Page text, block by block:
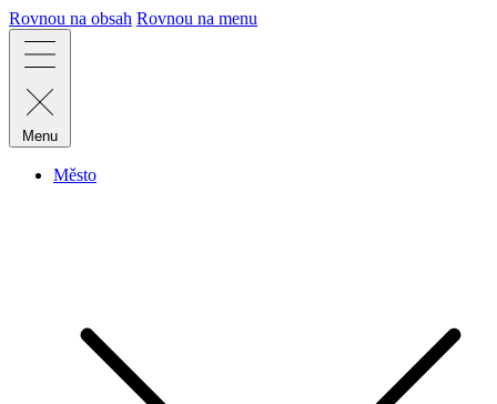
Rovnou na obsah Rovnou na menu
Menu
Město